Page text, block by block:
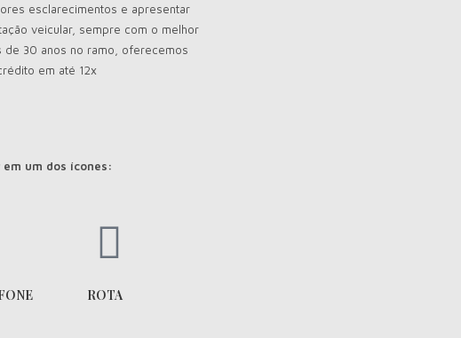
esclarecimentos e apresentar
veicular, sempre com o melhor
30 anos no ramo, oferecemos
em até 12x
um dos ícones:
ROTA